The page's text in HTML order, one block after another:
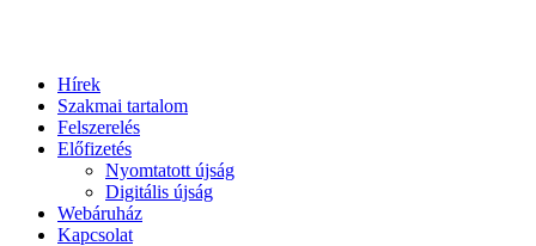
Hírek
Szakmai tartalom
Felszerelés
Előfizetés
Nyomtatott újság
Digitális újság
Webáruház
Kapcsolat